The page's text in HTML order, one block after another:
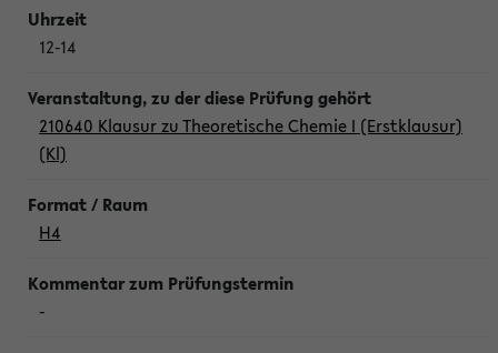
12-14
210640 Klausur zu Theoretische Chemie I (Erstklausur)
(Kl)
H4
-